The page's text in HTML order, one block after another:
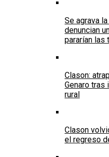
Se agrava
denuncian
pararían las
Clason:
Genaro tras
rural
Clason
el regreso